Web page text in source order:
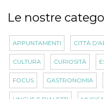
Le nostre
APPUNTAMENTI CITTÀ
CULTURA CURIOSITÀ
FOCUS GASTRONOMIA